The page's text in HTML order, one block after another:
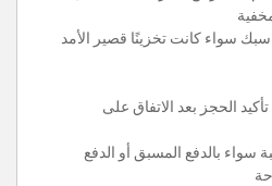
سواء كانت تخزينًا قصير الأمد
الحجز بعد الاتفاق على
سواء بالدفع المسبق أو الدفع